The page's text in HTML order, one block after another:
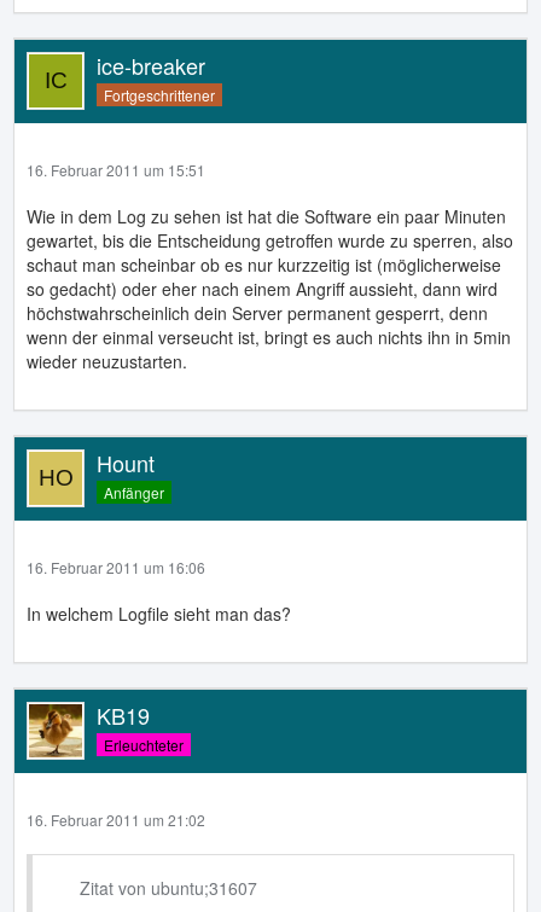
ice-breaker
Fortgeschrittener
16. Februar 2011 um 15:51
Wie in dem Log zu sehen ist hat die Software ein paar Minuten
gewartet, bis die Entscheidung getroffen wurde zu sperren, also
schaut man scheinbar ob es nur kurzzeitig ist (möglicherweise
so gedacht) oder eher nach einem Angriff aussieht, dann wird
höchstwahrscheinlich dein Server permanent gesperrt, denn
wenn der einmal verseucht ist, bringt es auch nichts ihn in 5min
wieder neuzustarten.
Hount
Anfänger
16. Februar 2011 um 16:06
In welchem Logfile sieht man das?
KB19
Erleuchteter
16. Februar 2011 um 21:02
Zitat von ubuntu;31607